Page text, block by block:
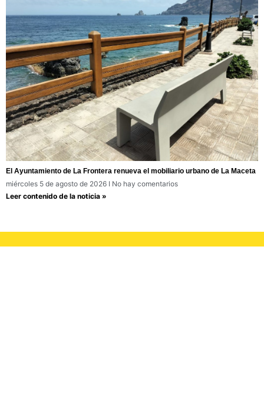
El Ayuntamiento de La Frontera renueva el mobiliario urbano de La Maceta
miércoles 5 de agosto de 2026
No hay comentarios
Leer contenido de la noticia »